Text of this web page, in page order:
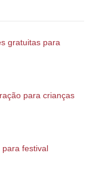
gratuitas para
para crianças
para festival